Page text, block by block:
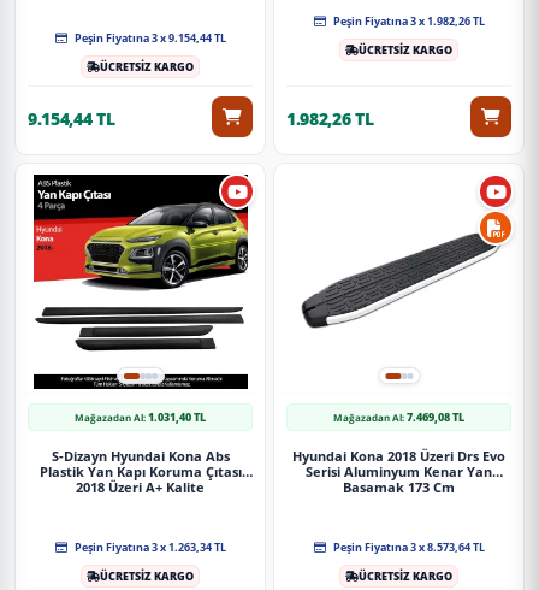
Peşin Fiyatına 3 x 9.154,44 TL
ÜCRETSİZ KARGO
9.154,44 TL
Peşin Fiyatına 3 x 1.982,26 TL
ÜCRETSİZ KARGO
1.982,26 TL
Mağazadan Al:1.031,40 TL
S-Dizayn Hyundai Kona Abs
Plastik Yan Kapı Koruma Çıtası
2018 Üzeri A+ Kalite
Peşin Fiyatına 3 x 1.263,34 TL
ÜCRETSİZ KARGO
Mağazadan Al:7.469,08 TL
Hyundai Kona 2018 Üzeri Drs Evo
Serisi Aluminyum Kenar Yan
Basamak 173 Cm
Peşin Fiyatına 3 x 8.573,64 TL
ÜCRETSİZ KARGO